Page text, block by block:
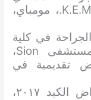
كلية الطب G.S. ومستشفى K.E.M.، مومباي،
في كلية
الطب Lokmanya Tilak ومستشفى Sion،
٢٠٠٢. عروض تقديمية في
ورشة عمل متقدمة في أمراض الكبد ٢٠١٧،